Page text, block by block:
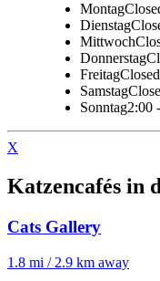
Montag
Dienstag
Mittwoch
Donnerstag
FreitagClosed
Samstag
Sonntag2:00
X
Katzencafés in
Cats Gallery
1.8 mi / 2.9 km away